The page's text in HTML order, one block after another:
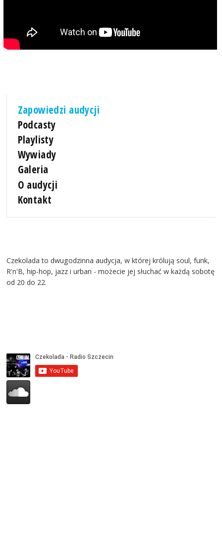
Zapowiedzi audycji
Podcasty
Playlisty
Wywiady
Galeria
O audycji
Kontakt
Czekolada to dwugodzinna audycja, w której królują soul, funk,
R'n'B, hip-hop, jazz i urban - możecie jej słuchać w każdą sobotę
od 20 do 22.